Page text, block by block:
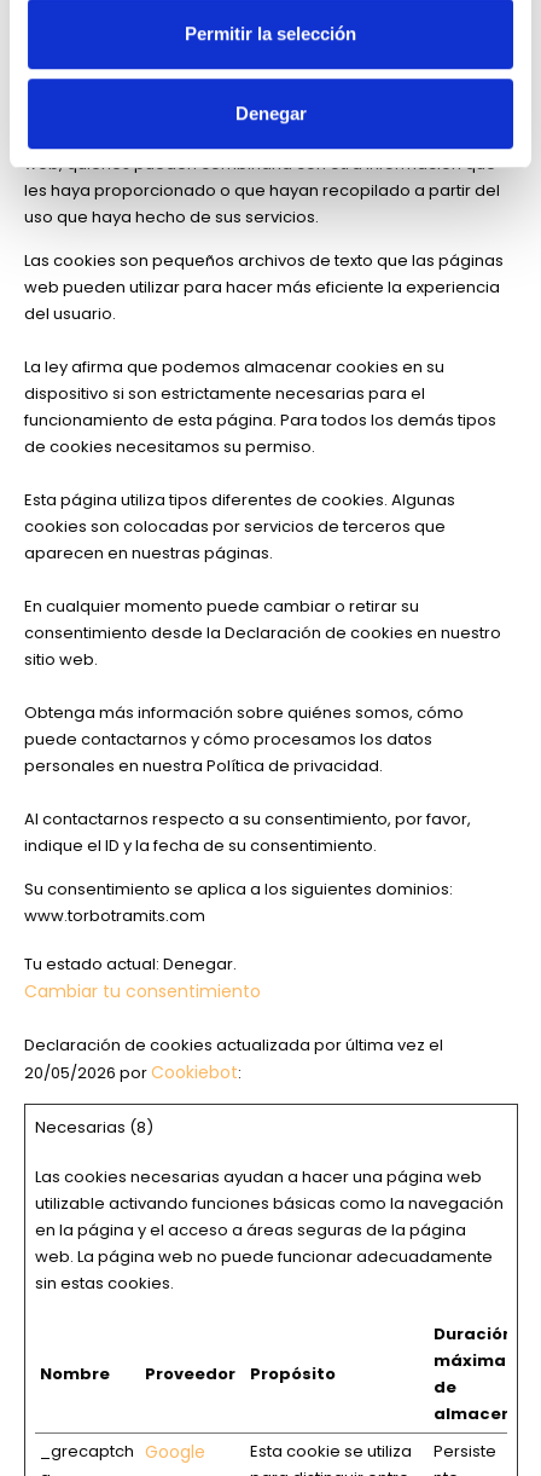
Permitir la selección
Denegar
Esta página web usa cookies. Las cookies de este sitio web se
funciones de redes sociales y analizar el tráfico. Además,
compartimos información sobre el uso que haga del sitio web
web, quienes pueden combinarla con otra información que
les haya proporcionado o que hayan recopilado a partir del
uso que haya hecho de sus servicios.
Las cookies son pequeños archivos de texto que las páginas
web pueden utilizar para hacer más eficiente la experiencia
del usuario.
La ley afirma que podemos almacenar cookies en su
dispositivo si son estrictamente necesarias para el
funcionamiento de esta página. Para todos los demás tipos
de cookies necesitamos su permiso.
Esta página utiliza tipos diferentes de cookies. Algunas
cookies son colocadas por servicios de terceros que
aparecen en nuestras páginas.
En cualquier momento puede cambiar o retirar su
consentimiento desde la Declaración de cookies en nuestro
sitio web.
Obtenga más información sobre quiénes somos, cómo
puede contactarnos y cómo procesamos los datos
personales en nuestra Política de privacidad.
Al contactarnos respecto a su consentimiento, por favor,
indique el ID y la fecha de su consentimiento.
Su consentimiento se aplica a los siguientes dominios:
www.torbotramits.com
Tu estado actual: Denegar.
Cambiar tu consentimiento
Declaración de cookies actualizada por última vez el
20/05/2026 porCookiebot:
Necesarias (8)
Las cookies necesarias ayudan a hacer una página web
utilizable activando funciones básicas como la navegación
en la página y el acceso a áreas seguras de la página
web. La página web no puede funcionar adecuadamente
sin estas cookies.
Nombre Proveedor Propósito
Duración
máxima
de
_grecaptch Google
Esta cookie se utiliza
Persiste